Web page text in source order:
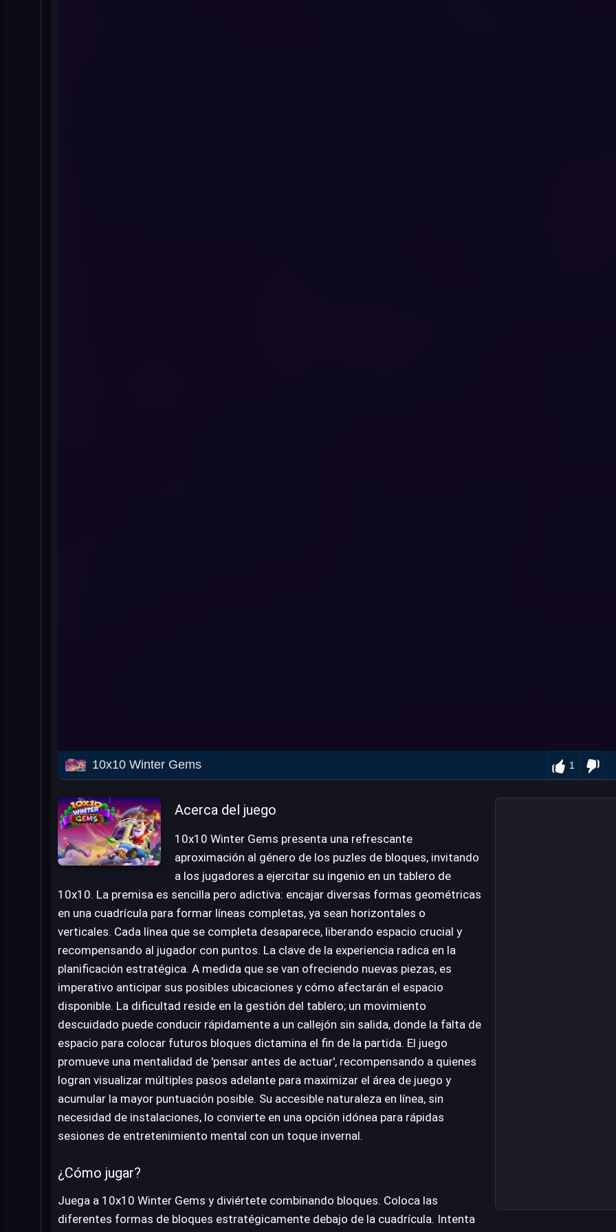
10x10 Winter Gems 1
Acerca del juego
10x10 Winter Gems presenta una refrescante
aproximación al género de los puzles de bloques, invitando
a los jugadores a ejercitar su ingenio en un tablero de
10x10. La premisa es sencilla pero adictiva: encajar diversas formas geométricas
en una cuadrícula para formar líneas completas, ya sean horizontales o
verticales. Cada línea que se completa desaparece, liberando espacio crucial y
recompensando al jugador con puntos. La clave de la experiencia radica en la
planificación estratégica. A medida que se van ofreciendo nuevas piezas, es
imperativo anticipar sus posibles ubicaciones y cómo afectarán el espacio
disponible. La dificultad reside en la gestión del tablero; un movimiento
descuidado puede conducir rápidamente a un callejón sin salida, donde la falta de
espacio para colocar futuros bloques dictamina el fin de la partida. El juego
promueve una mentalidad de 'pensar antes de actuar', recompensando a quienes
logran visualizar múltiples pasos adelante para maximizar el área de juego y
acumular la mayor puntuación posible. Su accesible naturaleza en línea, sin
necesidad de instalaciones, lo convierte en una opción idónea para rápidas
sesiones de entretenimiento mental con un toque invernal.
¿Cómo jugar?
Juega a 10x10 Winter Gems y diviértete combinando bloques. Coloca las
diferentes formas de bloques estratégicamente debajo de la cuadrícula. Intenta